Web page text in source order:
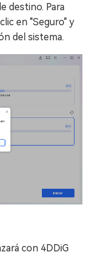
destino. Para
en "Seguro" y
del sistema.
con 4DDiG